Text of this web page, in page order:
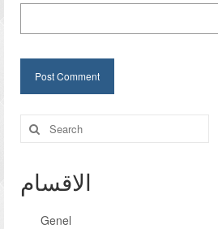
Search
for:
الاقسام
Genel